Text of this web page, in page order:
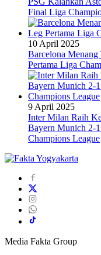
Final Liga
10 April 2025
Barcelona
Pertama Liga
9 April 2025
Inter Milan Raih
Bayern Munich 2-
Champions League
Media Fakta Group